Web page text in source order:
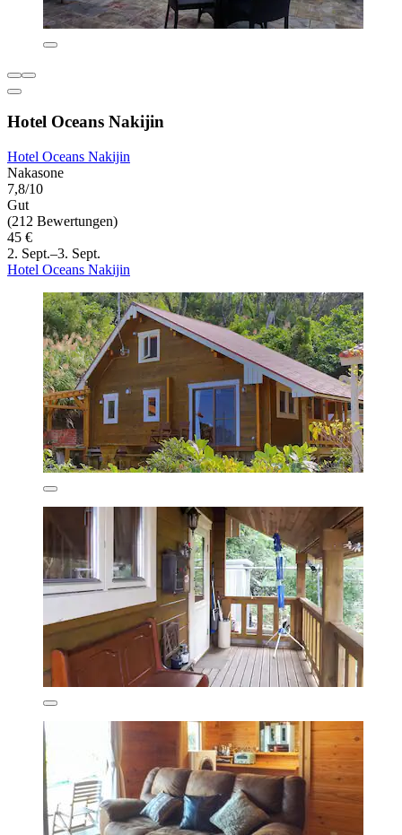
Hotel Oceans Nakijin
Hotel Oceans Nakijin
Nakasone
7,8/10
Gut
(212 Bewertungen)
45 €
2. Sept.–3. Sept.
Hotel Oceans Nakijin